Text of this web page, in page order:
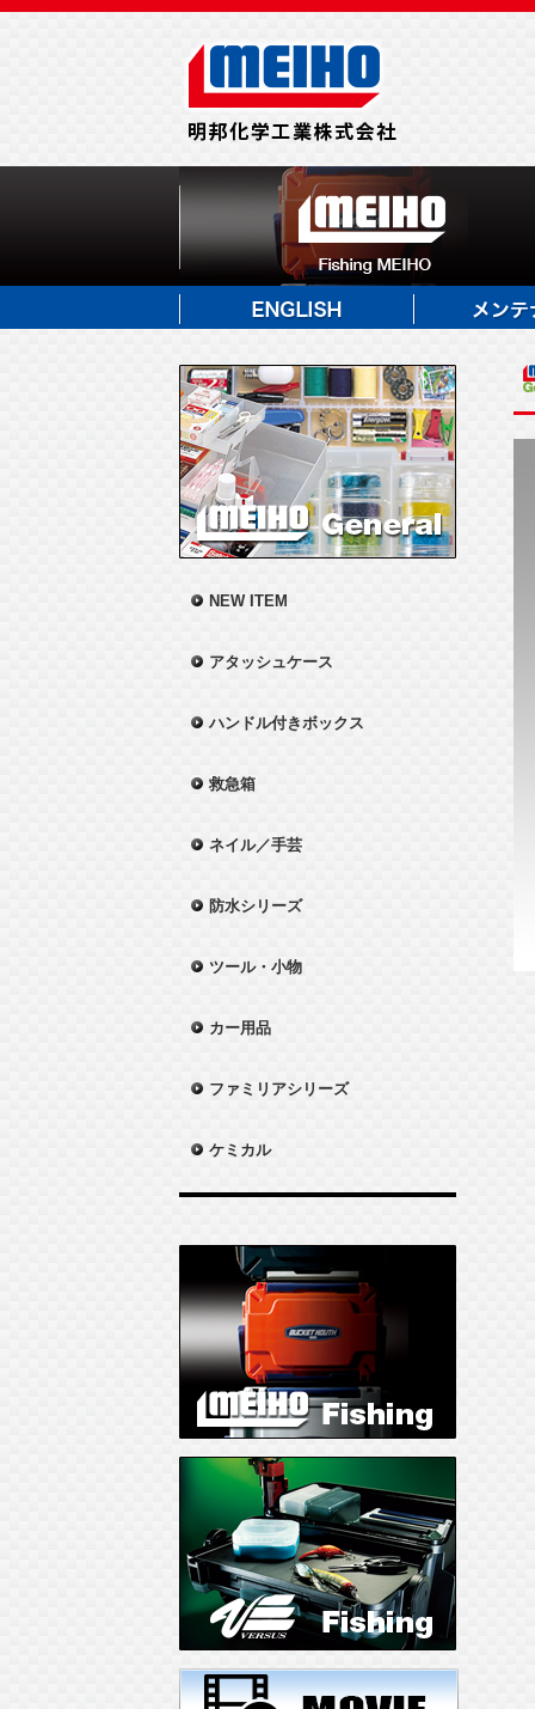
NEW ITEM
アタッシュケース
ハンドル付きボックス
救急箱
ネイル／手芸
防水シリーズ
ツール・小物
カー用品
ファミリアシリーズ
ケミカル